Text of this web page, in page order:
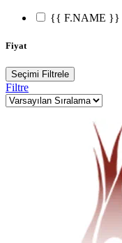
{{ F.NAME }}
Fiyat
Seçimi Filtrele
Filtre